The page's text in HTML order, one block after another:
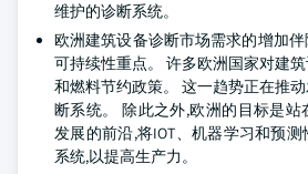
维护的诊断系统。
欧洲建筑设备诊断市场需求的增加
可持续性重点。 许多欧洲国家对建
和燃料节约政策。 这一趋势正在推
断系统。 除此之外,欧洲的目标是
发展的前沿,将IOT、机器学习和预
系统,以提高生产力。